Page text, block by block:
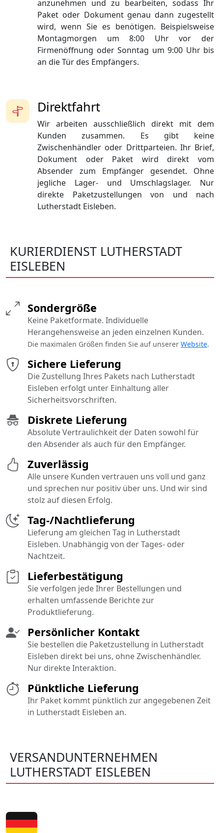
Direktfahrt
Wir arbeiten ausschließlich direkt mit dem
Kunden zusammen. Es gibt keine
Zwischenhändler oder Drittparteien. Ihr Brief,
Dokument oder Paket wird direkt vom
Absender zum Empfänger gesendet. Ohne
jegliche Lager- und Umschlagslager. Nur
direkte Paketzustellungen von und nach
Lutherstadt Eisleben.
anzunehmen und zu bearbeiten, sodass Ihr
Paket oder Dokument genau dann zugestellt
wird, wenn Sie es benötigen. Beispielsweise
Montagmorgen um 8:00 Uhr vor der
Firmenöffnung oder Sonntag um 9:00 Uhr bis
an die Tür des Empfängers.
KURIERDIENST LUTHERSTADT
EISLEBEN
Pünktliche Lieferung
Ihr Paket kommt pünktlich zur angegebenen Zeit
in Lutherstadt Eisleben an.
Sichere Lieferung
Die Zustellung Ihres Pakets nach Lutherstadt
Eisleben erfolgt unter Einhaltung aller
Sicherheitsvorschriften.
Diskrete Lieferung
Absolute Vertraulichkeit der Daten sowohl für
den Absender als auch für den Empfänger.
Tag-/Nachtlieferung
Lieferung am gleichen Tag in Lutherstadt
Eisleben. Unabhängig von der Tages- oder
Nachtzeit.
Persönlicher Kontakt
Sie bestellen die Paketzustellung in Lutherstadt
Eisleben direkt bei uns, ohne Zwischenhändler.
Nur direkte Interaktion.
Sondergröße
Keine Paketformate. Individuelle
Herangehensweise an jeden einzelnen Kunden.
Die maximalen Größen finden Sie auf unserer Website.
Lieferbestätigung
Sie verfolgen jede Ihrer Bestellungen und
erhalten umfassende Berichte zur
Produktlieferung.
Zuverlässig
Alle unsere Kunden vertrauen uns voll und ganz
und sprechen nur positiv über uns. Und wir sind
stolz auf diesen Erfolg.
VERSANDUNTERNEHMEN
LUTHERSTADT EISLEBEN